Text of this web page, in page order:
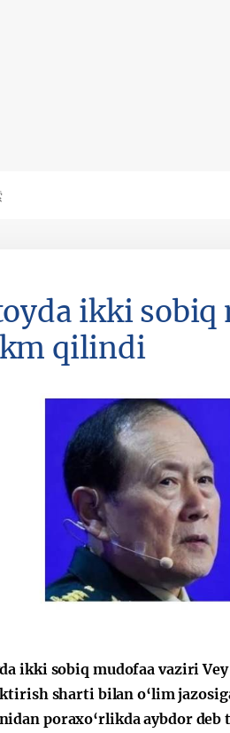
ikki sobiq
qilindi
ikki sobiq mudofaa vaziri
sharti bilan o‘lim
poraxo‘rlikda aybdor